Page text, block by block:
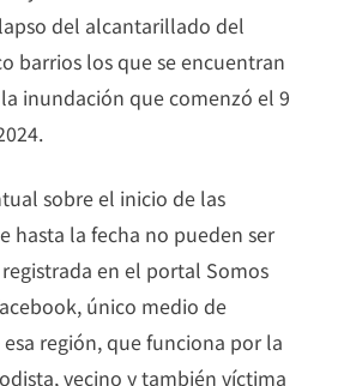
del alcantarillado del
barrios los que se encuentran
inundación que comenzó el 9
sobre el inicio de las
hasta la fecha no pueden ser
en el portal Somos
único medio de
región, que funciona por la
vecino y también víctima